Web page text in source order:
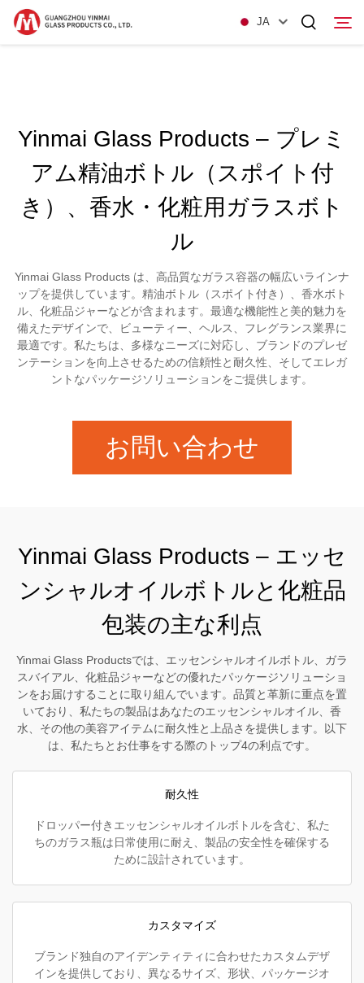
JA
製品
私たちについて
ニュース
Yinmai Glass Products – プレミ
アム精油ボトル（スポイト付
き）、香水・化粧用ガラスボト
ル
Yinmai Glass Products は、高品質なガラス容器の幅広いラインナ
ップを提供しています。精油ボトル（スポイト付き）、香水ボト
ル、化粧品ジャーなどが含まれます。最適な機能性と美的魅力を
備えたデザインで、ビューティー、ヘルス、フレグランス業界に
最適です。私たちは、多様なニーズに対応し、ブランドのプレゼ
ンテーションを向上させるための信頼性と耐久性、そしてエレガ
ントなパッケージソリューションをご提供します。
お問い合わせ
Yinmai Glass Products – エッセ
ンシャルオイルボトルと化粧品
包装の主な利点
Yinmai Glass Productsでは、エッセンシャルオイルボトル、ガラ
スバイアル、化粧品ジャーなどの優れたパッケージソリューショ
ンをお届けすることに取り組んでいます。品質と革新に重点を置
いており、私たちの製品はあなたのエッセンシャルオイル、香
水、その他の美容アイテムに耐久性と上品さを提供します。以下
は、私たちとお仕事をする際のトップ4の利点です。
耐久性
ドロッパー付きエッセンシャルオイルボトルを含む、私た
ちのガラス瓶は日常使用に耐え、製品の安全性を確保する
ために設計されています。
カスタマイズ
ブランド独自のアイデンティティに合わせたカスタムデザ
インを提供しており、異なるサイズ、形状、パッケージオ